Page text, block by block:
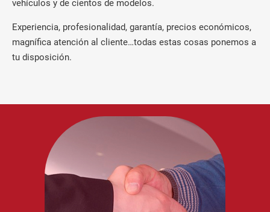
vehículos y de cientos de modelos.
Experiencia, profesionalidad, garantía, precios económicos,
magnífica atención al cliente…todas estas cosas ponemos a
tu disposición.